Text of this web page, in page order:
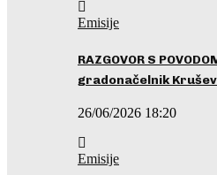
Emisije
RAZGOVOR S
gradonačelnik
26/06/2026 18:20
Emisije